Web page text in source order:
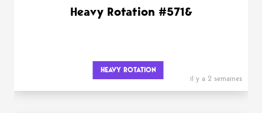
Heavy Rotation #571&
HEAVY ROTATION
il y a 2 semaines